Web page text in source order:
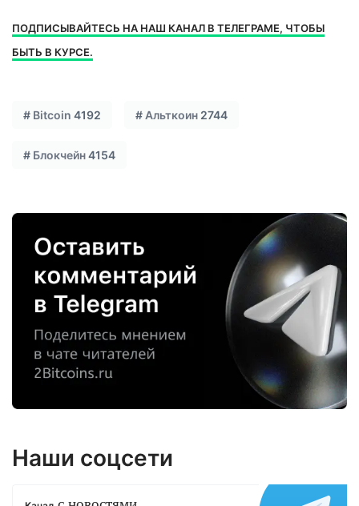
ПОДПИСЫВАЙТЕСЬ НА НАШ КАНАЛ В ТЕЛЕГРАМЕ, ЧТОБЫ
БЫТЬ В КУРСЕ.
# Bitcoin 4192 # Альткоин 2744
# Блокчейн4154
Наши соцсети